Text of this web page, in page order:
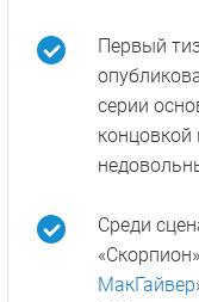
Первый
серии
концовкой
Среди
МакГайвер